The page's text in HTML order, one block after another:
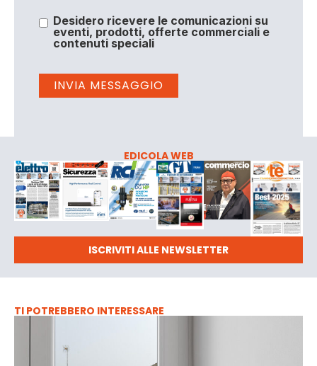
Desidero ricevere le comunicazioni su
eventi, prodotti, offerte commerciali e
contenuti speciali
EDICOLA WEB
ISCRIVITI ALLE NEWSLETTER
TI POTREBBERO INTERESSARE